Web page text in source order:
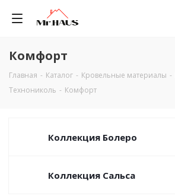
Комфорт
Главная - Каталог - Кровельные материалы -
Технониколь - Комфорт
Коллекция Болеро
Коллекция Сальса